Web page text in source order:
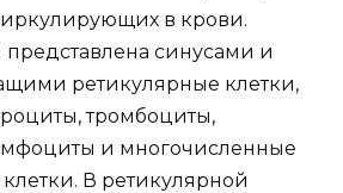
в крови.
представлена синусами и
ретикулярные клетки,
тромбоциты,
и многочисленные
В ретикулярной